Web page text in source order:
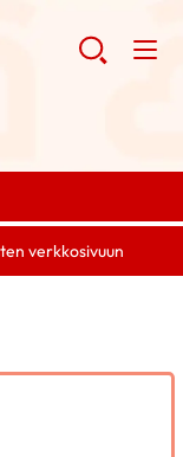
verkkosivuun